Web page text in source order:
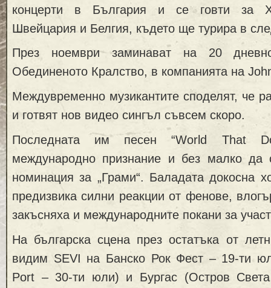
концерти в България и се говти за
Швейцария и Белгия, където ще турира в
През ноември заминават на 20
Обединеното Кралство, в компанията на
Междувременно музикантите споделят, че
и готвят нов видео сингъл съвсем скоро.
Последната им песен “World That
международно признание и без малко да
номинация за „Грами“. Баладата докосна
предизвика силни реакции от фенове,
закъсняха и международните покани за
На българска сцена през остатъка от
видим SEVI на Банско Рок Фест – 19-ти
Port – 30-ти юли) и Бургас (Остров